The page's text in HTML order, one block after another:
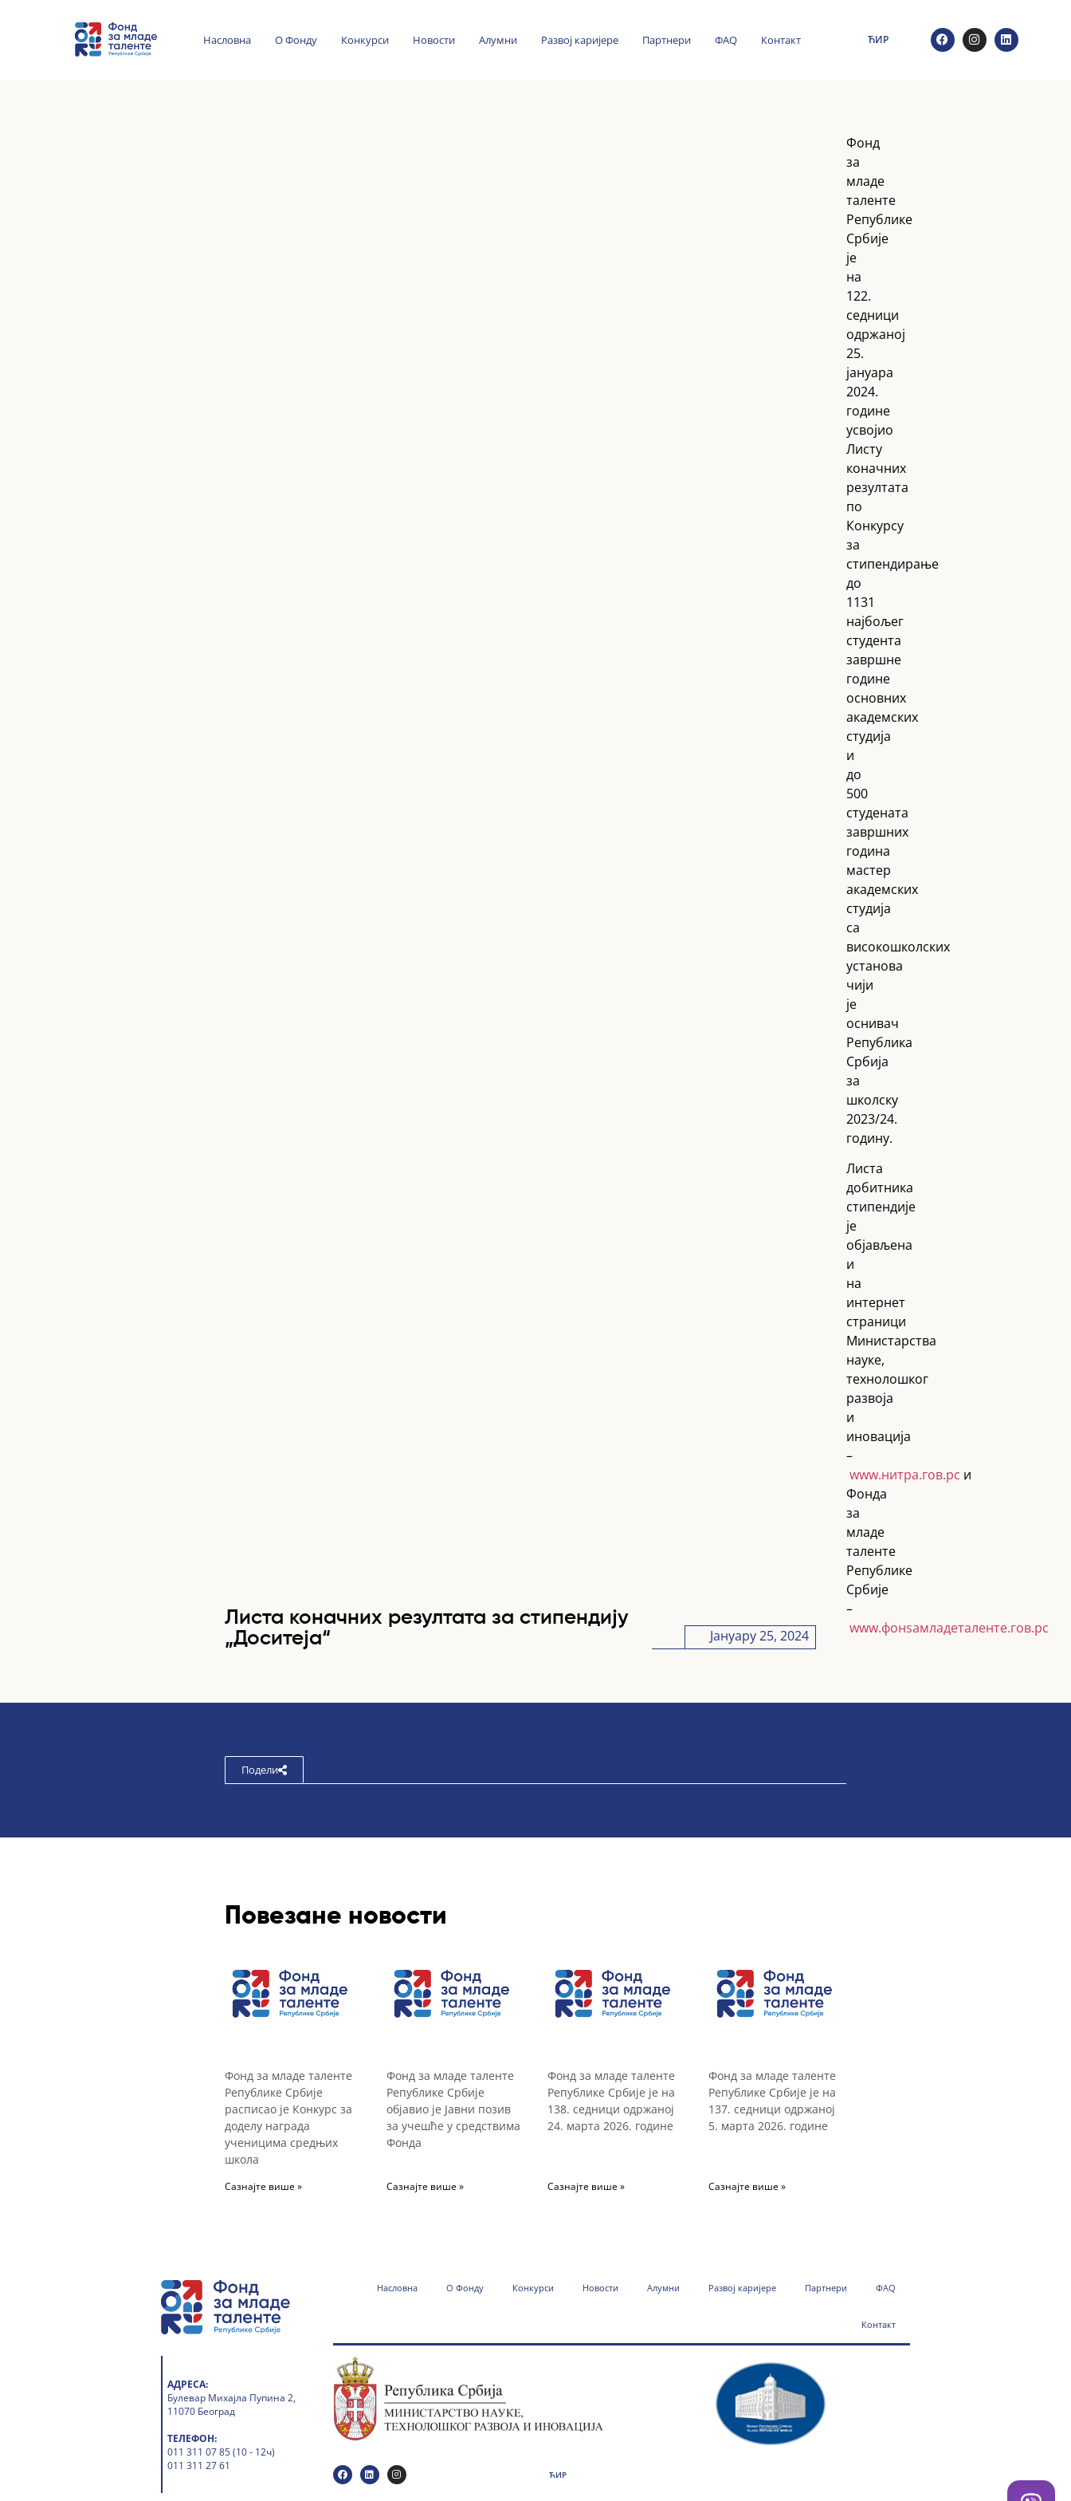
Насловна О Фонду Конкурси Новости Алумни Развој каријере Партнери ФАQ Контакт ЋИР
Листа коначних резултата за стипендију
„Доситеја“
Јануарy 25, 2024
Фонд
за
младе
таленте
Републике
Србије
је
на
122.
седници
одржаној
25.
јануара
2024.
године
усвојио
Листу
коначних
резултата
по
Конкурсу
за
стипендирање
до
1131
најбољег
студента
завршне
године
основних
академских
студија
и
до
500
студената
завршних
година
мастер
академских
студија
са
високошколских
установа
чији
је
оснивач
Република
Србија
за
школску
2023/24.
годину.
Листа
добитника
стипендије
је
објављена
и
на
интернет
страници
Министарства
науке,
технолошког
развоја
и
иновација
–
www.нитра.гов.рс и
Фонда
за
младе
таленте
Републике
Србије
–
www.фонѕамладеталенте.гов.рс
Подели
Повезане новости
Фонд за младе таленте
Републике Србије
расписао је Конкурс за
доделу награда
ученицима средњих
школа
Сазнајте више »
Фонд за младе таленте
Републике Србије
објавио је Јавни позив
за учешће у средствима
Фонда
Сазнајте више »
Фонд за младе таленте
Републике Србије је на
138. седници одржаној
24. марта 2026. године
Сазнајте више »
Фонд за младе таленте
Републике Србије је на
137. седници одржаној
5. марта 2026. године
Сазнајте више »
Насловна О Фонду Конкурси Новости Алумни Развој каријере Партнери ФАQ
Контакт
АДРЕСА:
Булевар Михајла Пупина 2,
11070 Београд
ТЕЛЕФОН:
011 311 07 85 (10 - 12ч)
011 311 27 61
ЋИР